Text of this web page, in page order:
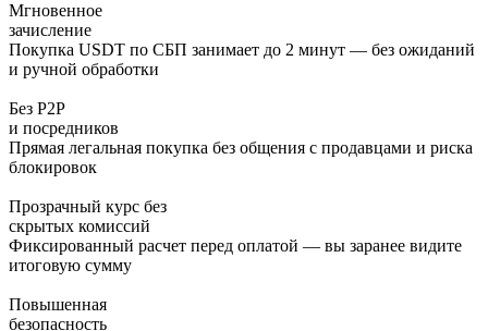
Мгновенное
зачисление
Покупка USDT по СБП занимает до 2 минут — без ожиданий
и ручной обработки
Без P2P
и посредников
Прямая легальная покупка без общения с продавцами и риска
блокировок
Прозрачный курс без
скрытых комиссий
Фиксированный расчет перед оплатой — вы заранее видите
итоговую сумму
Повышенная
безопасность